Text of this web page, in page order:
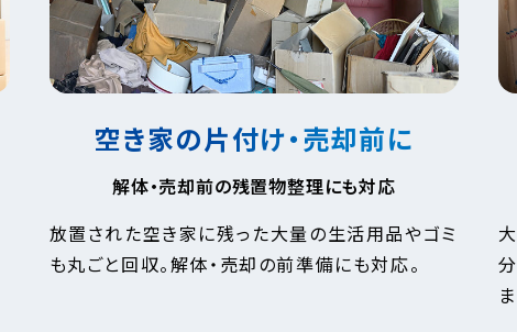
空き家の片付け・売却前に
解体・売却前の残置物整理にも対応
放置された空き家に残った大量の生活用品やゴミ
も丸ごと回収。解体・売却の前準備にも対応。